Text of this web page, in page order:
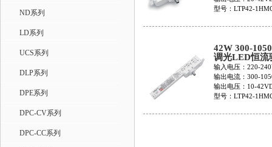
ND系列
LD系列
UCS系列
DLP系列
DPE系列
DPC-CV系列
DPC-CC系列
型号：LTP42-
42W 300-
调光LED恒流
LTP42-
W/B/G
输入电压：220-
输出电流：300-
输出电压：10-
型号：LTP42-